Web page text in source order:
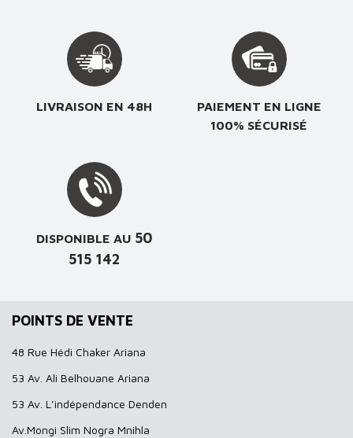
LIVRAISON EN 48H
PAIEMENT EN LIGNE
100% SÉCURISÉ
DISPONIBLE AU 50
515 142
POINTS DE VENTE
48 Rue Hédi Chaker Ariana
53 Av. Ali Belhouane Ariana
53 Av. L’indépendance Denden
Av.Mongi Slim Nogra Mnihla